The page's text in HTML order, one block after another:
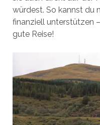
würdest. So kannst du
finanziell unterstützen
gute Reise!